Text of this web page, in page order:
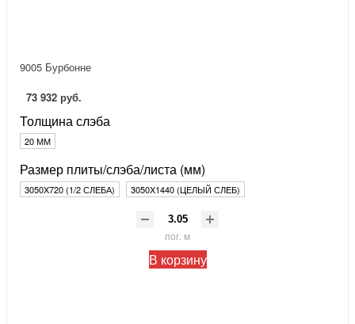
9005 Бурбонне
73 932 руб.
Толщина слэба
20 ММ
Размер плиты/слэба/листа (мм)
3050X720 (1/2 СЛЕБА) 3050X1440 (ЦЕЛЫЙ СЛЕБ)
пог. м
В корзину